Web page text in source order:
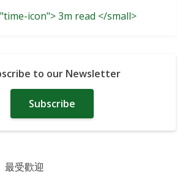
icon"> 3m read </small>
to our Newsletter
Subscribe
最受歡迎